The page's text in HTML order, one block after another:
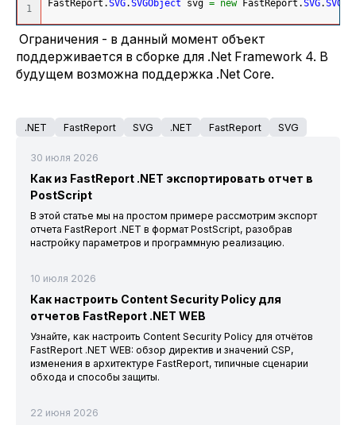
FastReport.SVG.SVGObject svg = new FastReport.SVG.
Ограничения - в данный момент объект
поддерживается в сборке для .Net Framework 4. В
будущем возможна поддержка .Net Core.
.NET FastReport SVG .NET FastReport SVG
30 июля 2026
Как из FastReport .NET экспортировать отчет в
PostScript
В этой статье мы на простом примере рассмотрим экспорт
отчета FastReport .NET в формат PostScript, разобрав
настройку параметров и программную реализацию.
10 июля 2026
Как настроить Content Security Policy для
отчетов FastReport .NET WEB
Узнайте, как настроить Content Security Policy для отчётов
FastReport .NET WEB: обзор директив и значений CSP,
изменения в архитектуре FastReport, типичные сценарии
обхода и способы защиты.
22 июня 2026